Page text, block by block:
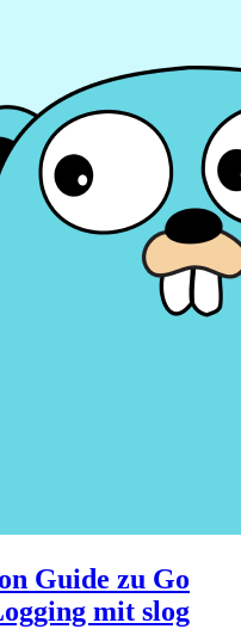
Guide zu Go
mit slog